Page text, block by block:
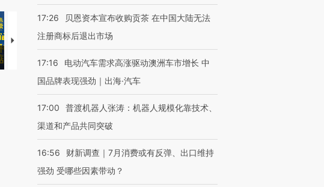
【推广】走进第四届链博
会，让数智科技“链”接产
【特别呈现】寻找100种
有意思的生活方式·第三对
CFO：不靠规模取胜，华
住三大增长引擎是什么？
17:26
贝恩资本宣布收购贡茶 在中国大陆无法
注册商标后退出市场
17:16
电动汽车需求高涨驱动澳洲车市增长 中
国品牌表现强劲｜出海·汽车
17:00
普渡机器人张涛：机器人规模化靠技术、
渠道和产品共同突破
16:56
财新调查｜7月消费或有反弹、出口维持
强劲 受哪些因素带动？